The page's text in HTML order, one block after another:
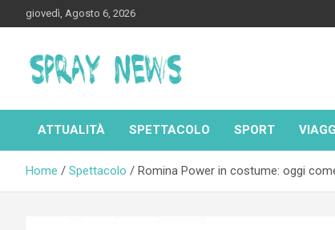
to
giovedì, Agosto 6, 2026
Spraynews.it
ATTUALITÀ SPETTACOLO SPORT
Home Spettacolo Romina Power in costume: oggi